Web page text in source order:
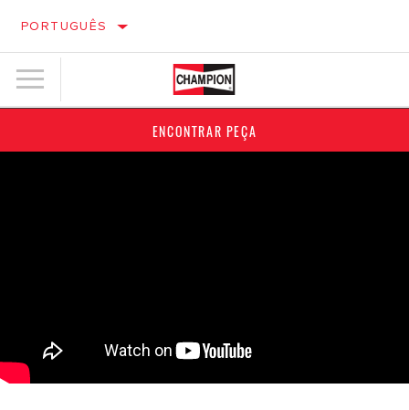
PORTUGUÊS
ENCONTRAR PEÇA